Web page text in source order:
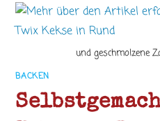
und geschmolzene
BACKEN